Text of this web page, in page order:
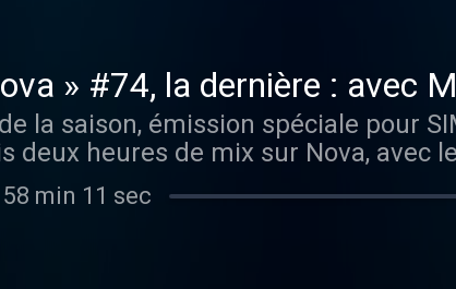
ans. Si vous êtes nostalgiques de
Montmartre pour le concert unique
le retrouver juste ici :
» #74, la dernière : avec
la saison, émission spéciale pour
deux heures de mix sur Nova, avec
heures de mix.
min 11 sec